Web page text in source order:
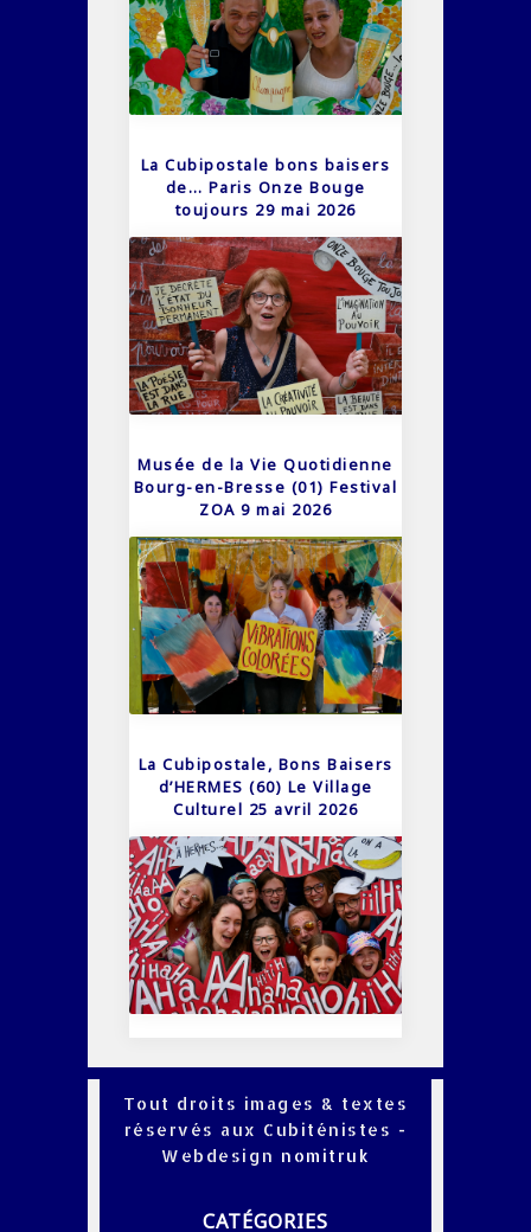
La Cubipostale bons baisers
de… Paris Onze Bouge
toujours 29 mai 2026
Musée de la Vie Quotidienne
Bourg-en-Bresse (01) Festival
ZOA 9 mai 2026
La Cubipostale, Bons Baisers
d’HERMES (60) Le Village
Culturel 25 avril 2026
Tout droits images & textes
réservés aux Cubiténistes -
Webdesign nomitruk
CATÉGORIES